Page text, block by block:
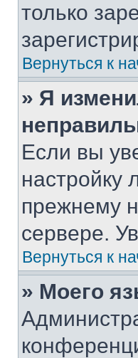
только
Вернуться к
» Я
Если вы
настройку
прежнему
сервере.
Вернуться к
» Моего